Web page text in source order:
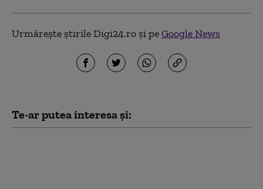
Urmărește știrile Digi24.ro și peGoogle News
Te-ar putea interesa și: